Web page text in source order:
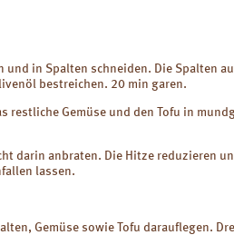
und in Spalten schneiden. Die Spalten
bestreichen. 20 min garen.
restliche Gemüse und den Tofu in
darin anbraten. Die Hitze reduzieren
lassen.
Gemüse sowie Tofu darauflegen.